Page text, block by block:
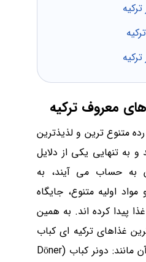
معروف ترکیه
متنوع ‌ترین و لذیذ‌ترین
و به تنهایی یکی از دلایل
به حساب می آیند، به
اولیه متنوع، جایگاه
پیدا کرده اند. به همین
غذاهای ترکیه ای کباب
مانند: دونر کباب (Döner